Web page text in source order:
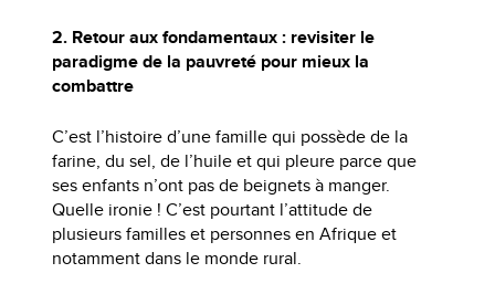
2. Retour aux fondamentaux : revisiter le
paradigme de la pauvreté pour mieux la
combattre
C’est l’histoire d’une famille qui possède de la
farine, du sel, de l’huile et qui pleure parce que
ses enfants n’ont pas de beignets à manger.
Quelle ironie ! C’est pourtant l’attitude de
plusieurs familles et personnes en Afrique et
notamment dans le monde rural.